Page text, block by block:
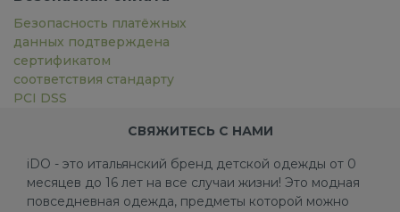
Безопасность платёжных
данных подтверждена
сертификатом
соответствия стандарту
PCI DSS
СВЯЖИТЕСЬ С НАМИ
iDO - это итальянский бренд детской одежды от 0
месяцев до 16 лет на все случаи жизни! Это модная
повседневная одежда, предметы которой можно